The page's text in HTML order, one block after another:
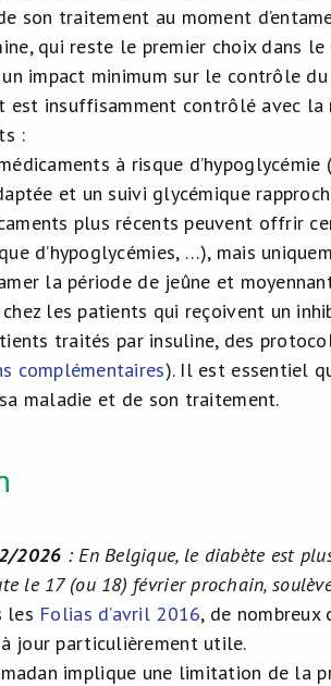
son traitement au moment
qui reste le premier choix dans
impact minimum sur le contrôle
est insuffisamment contrôlé avec la
:
à risque
et un suivi glycémique
plus récents peuvent offrir
d’hypoglycémies, …), mais
la période de jeûne et
les patients qui reçoivent un
traités par insuline, des
complémentaires). Il est essentiel
maladie et de son traitement.
2026 : En Belgique, le diabète est
le 17 (ou 18) février prochain,
les Folias d’avril 2016, de
jour particulièrement utile.
implique une limitation de la